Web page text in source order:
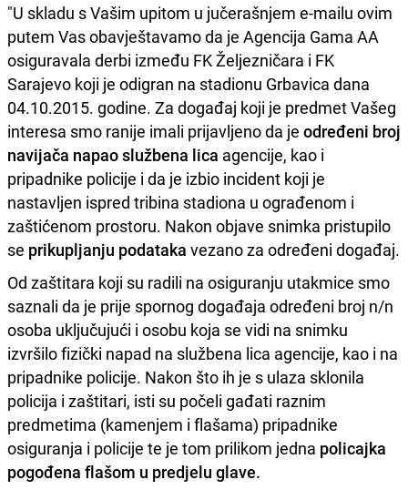
"U skladu s Vašim upitom u jučerašnjem e-mailu ovim
putem Vas obavještavamo da je Agencija Gama AA
osiguravala derbi između FK Željezničara i FK
Sarajevo koji je odigran na stadionu Grbavica dana
04.10.2015. godine. Za događaj koji je predmet Vašeg
interesa smo ranije imali prijavljeno da je određeni broj
navijača napao službena lica agencije, kao i
pripadnike policije i da je izbio incident koji je
nastavljen ispred tribina stadiona u ograđenom i
zaštićenom prostoru. Nakon objave snimka pristupilo
se prikupljanju podataka vezano za određeni događaj.
Od zaštitara koji su radili na osiguranju utakmice smo
saznali da je prije spornog događaja određeni broj n/n
osoba uključujući i osobu koja se vidi na snimku
izvršilo fizički napad na službena lica agencije, kao i na
pripadnike policije. Nakon što ih je s ulaza sklonila
policija i zaštitari, isti su počeli gađati raznim
predmetima (kamenjem i flašama) pripadnike
osiguranja i policije te je tom prilikom jedna policajka
pogođena flašom u predjelu glave.